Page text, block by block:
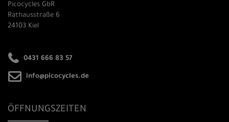
Picocycles GbR
Rathausstraße 6
24103 Kiel
0431 666 83 57
info@picocycles.de
ÖFFNUNGSZEITEN